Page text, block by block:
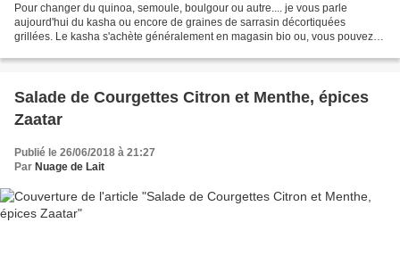
Pour changer du quinoa, semoule, boulgour ou autre.... je vous parle
aujourd'hui du kasha ou encore de graines de sarrasin décortiquées
grillées. Le kasha s'achète généralement en magasin bio ou, vous pouvez le
Salade de Courgettes Citron et Menthe, épices
Zaatar
Publié le 26/06/2018 à 21:27
Par Nuage de Lait